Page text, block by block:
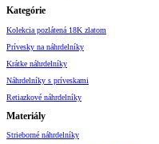
Kategórie
Kolekcia pozlátená 18K zlatom
Prívesky na náhrdelníky
Krátke náhrdelníky
Náhrdelníky s príveskami
Retiazkové náhrdelníky
Materiály
Strieborné náhrdelníky